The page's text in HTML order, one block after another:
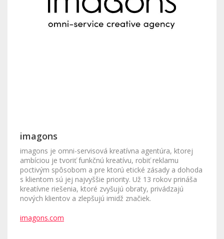
imagons
imagons je omni-servisová kreatívna agentúra, ktorej
ambíciou je tvoriť funkčnú kreatívu, robiť reklamu
poctivým spôsobom a pre ktorú etické zásady a dohoda
s klientom sú jej najvyššie priority. Už 13 rokov prináša
kreatívne riešenia, ktoré zvyšujú obraty, privádzajú
nových klientov a zlepšujú imidž značiek.
imagons.com